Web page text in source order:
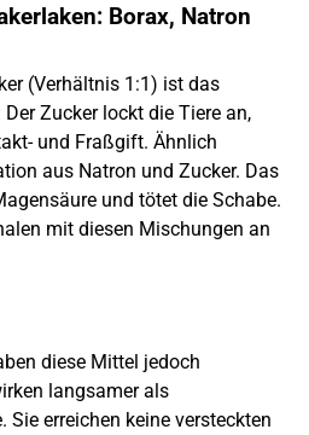
Borax, Natron
(Verhältnis 1:1) ist das
Zucker lockt die Tiere an,
und Fraßgift. Ähnlich
aus Natron und Zucker. Das
und tötet die Schabe.
mit diesen Mischungen an
diese Mittel jedoch
langsamer als
Sie erreichen keine versteckten